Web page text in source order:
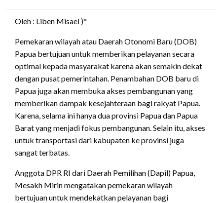
Oleh : Liben Misael )*
Pemekaran wilayah atau Daerah Otonomi Baru (DOB)
Papua bertujuan untuk memberikan pelayanan secara
optimal kepada masyarakat karena akan semakin dekat
dengan pusat pemerintahan. Penambahan DOB baru di
Papua juga akan membuka akses pembangunan yang
memberikan dampak kesejahteraan bagi rakyat Papua.
Karena, selama ini hanya dua provinsi Papua dan Papua
Barat yang menjadi fokus pembangunan. Selain itu, akses
untuk transportasi dari kabupaten ke provinsi juga
sangat terbatas.
Anggota DPR RI dari Daerah Pemilihan (Dapil) Papua,
Mesakh Mirin mengatakan pemekaran wilayah
bertujuan untuk mendekatkan pelayanan bagi